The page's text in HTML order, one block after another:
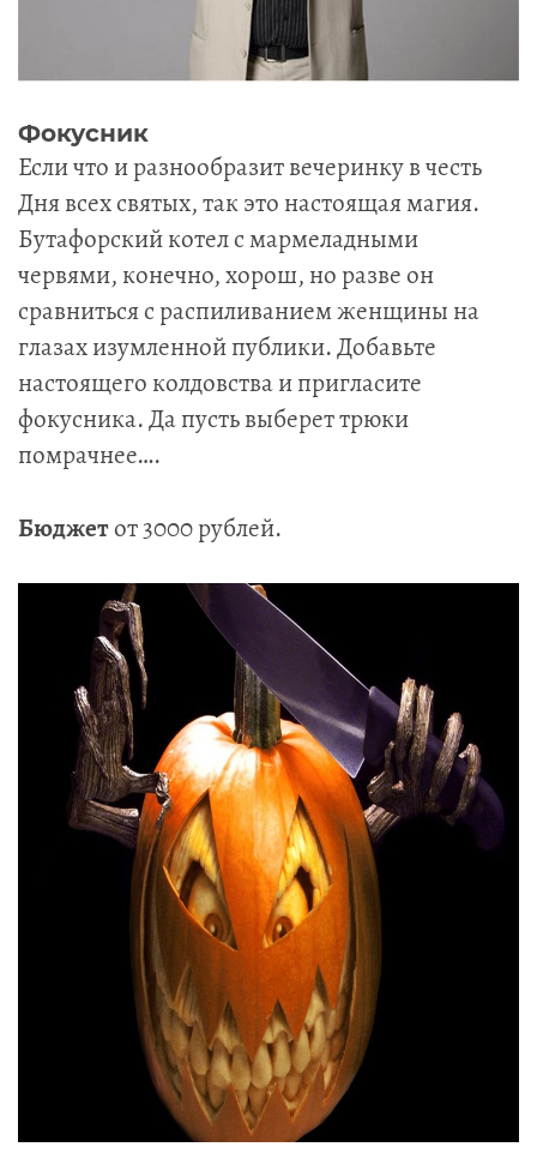
Фокусник
Если что и разнообразит вечеринку в честь
Дня всех святых, так это настоящая магия.
Бутафорский котел с мармеладными
червями, конечно, хорош, но разве он
сравниться с распиливанием женщины на
глазах изумленной публики. Добавьте
настоящего колдовства и пригласите
фокусника. Да пусть выберет трюки
помрачнее….
Бюджетот 3000 рублей.